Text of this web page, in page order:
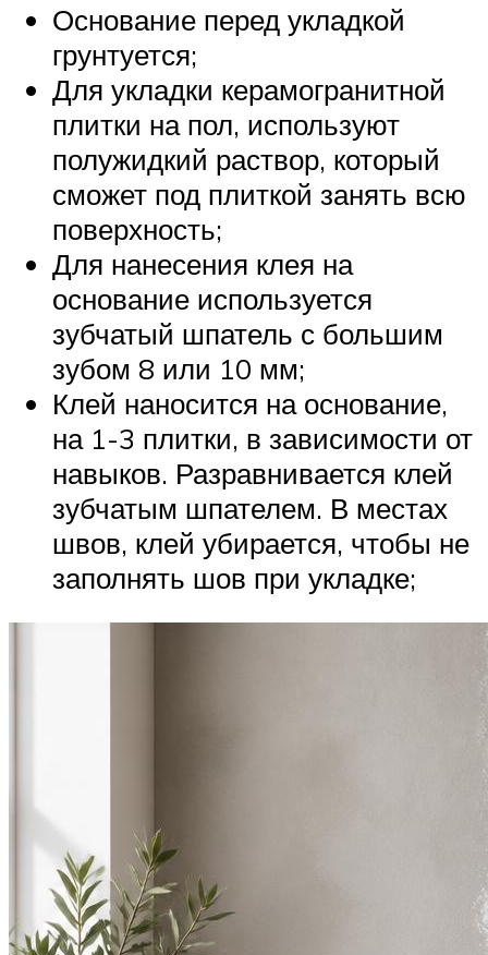
Основание перед укладкой
грунтуется;
Для укладки керамогранитной
плитки на пол, используют
полужидкий раствор, который
сможет под плиткой занять всю
поверхность;
Для нанесения клея на
основание используется
зубчатый шпатель с большим
зубом 8 или 10 мм;
Клей наносится на основание,
на 1-3 плитки, в зависимости от
навыков. Разравнивается клей
зубчатым шпателем. В местах
швов, клей убирается, чтобы не
заполнять шов при укладке;